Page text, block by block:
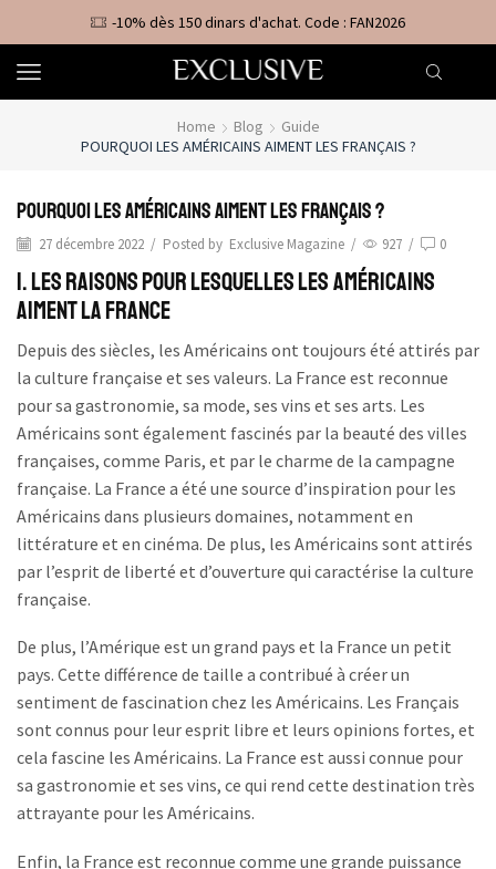
-10% dès 150 dinars d'achat. Code : FAN2026
Home Blog
Guide
POURQUOI LES AMÉRICAINS AIMENT LES FRANÇAIS ?
Pourquoi les américains aiment les français ?
27 décembre 2022 / Posted by Exclusive Magazine / 927 / 0
I. Les raisons pour lesquelles les Américains
aiment la France
Depuis des siècles, les Américains ont toujours été attirés par
la culture française et ses valeurs. La France est reconnue
pour sa gastronomie, sa mode, ses vins et ses arts. Les
Américains sont également fascinés par la beauté des villes
françaises, comme Paris, et par le charme de la campagne
française. La France a été une source d’inspiration pour les
Américains dans plusieurs domaines, notamment en
littérature et en cinéma. De plus, les Américains sont attirés
par l’esprit de liberté et d’ouverture qui caractérise la culture
française.
De plus, l’Amérique est un grand pays et la France un petit
pays. Cette différence de taille a contribué à créer un
sentiment de fascination chez les Américains. Les Français
sont connus pour leur esprit libre et leurs opinions fortes, et
cela fascine les Américains. La France est aussi connue pour
sa gastronomie et ses vins, ce qui rend cette destination très
attrayante pour les Américains.
Enfin, la France est reconnue comme une grande puissance